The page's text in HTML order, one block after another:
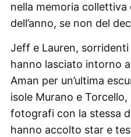
nella memoria
dell’anno, se non del
Jeff e Lauren,
hanno lasciato intorno
Aman per un’ultima
isole Murano e
fotografi con la stessa
hanno accolto star e